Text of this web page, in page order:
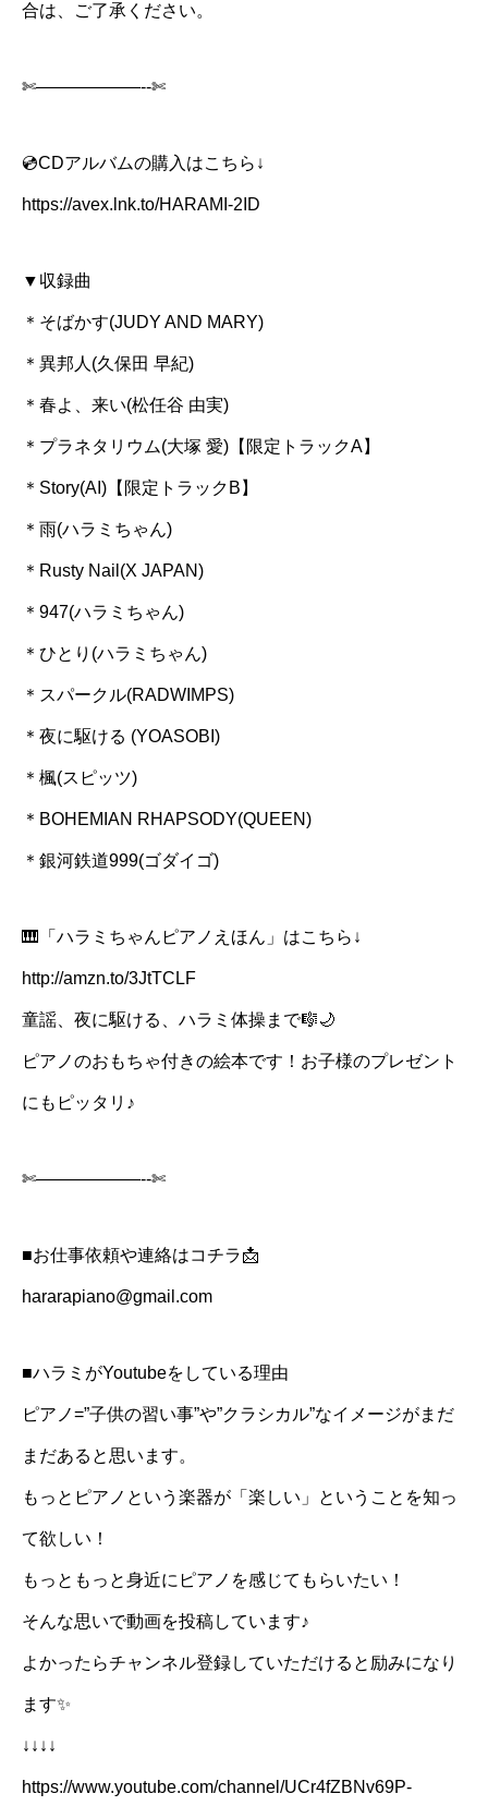
合は、ご了承ください。
✄——————-‐✄
💿CDアルバムの購入はこちら↓
https://avex.lnk.to/HARAMI-2ID
▼収録曲
＊そばかす(JUDY AND MARY)
＊異邦人(久保田 早紀)
＊春よ、来い(松任谷 由実)
＊プラネタリウム(大塚 愛)【限定トラックA】
＊Story(AI)【限定トラックB】
＊雨(ハラミちゃん)
＊Rusty Nail(X JAPAN)
＊947(ハラミちゃん)
＊ひとり(ハラミちゃん)
＊スパークル(RADWIMPS)
＊夜に駆ける (YOASOBI)
＊楓(スピッツ)
＊BOHEMIAN RHAPSODY(QUEEN)
＊銀河鉄道999(ゴダイゴ)
🎹「ハラミちゃんピアノえほん」はこちら↓
http://amzn.to/3JtTCLF
童謡、夜に駆ける、ハラミ体操まで🎼🌙
ピアノのおもちゃ付きの絵本です！お子様のプレゼント
にもピッタリ♪
✄——————-‐✄
■お仕事依頼や連絡はコチラ📩
hararapiano@gmail.com
■ハラミがYoutubeをしている理由
ピアノ=”子供の習い事”や”クラシカル”なイメージがまだ
まだあると思います。
もっとピアノという楽器が「楽しい」ということを知っ
て欲しい！
もっともっと身近にピアノを感じてもらいたい！
そんな思いで動画を投稿しています♪
よかったらチャンネル登録していただけると励みになり
ます✨
↓↓↓↓
https://www.youtube.com/channel/UCr4fZBNv69P-